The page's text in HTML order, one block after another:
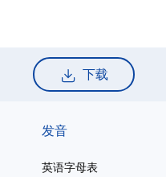
下载
发音
英语字母表